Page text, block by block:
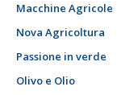
Macchine Agricole
Nova Agricoltura
Passione in verde
Olivo e Olio